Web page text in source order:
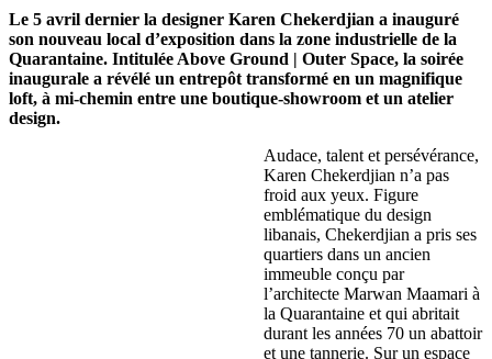
Le 5 avril dernier la designer Karen Chekerdjian a inauguré
son nouveau local d’exposition dans la zone industrielle de la
Quarantaine. Intitulée Above Ground | Outer Space, la soirée
inaugurale a révélé un entrepôt transformé en un magnifique
loft, à mi-chemin entre une boutique-showroom et un atelier
design.
Audace, talent et persévérance,
Karen Chekerdjian n’a pas
froid aux yeux. Figure
emblématique du design
libanais, Chekerdjian a pris ses
quartiers dans un ancien
immeuble conçu par
l’architecte Marwan Maamari à
la Quarantaine et qui abritait
durant les années 70 un abattoir
et une tannerie. Sur un espace